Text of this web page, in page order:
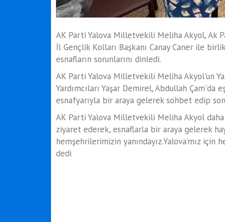
AK Parti Yalova Milletvekili Meliha Akyol, Ak
İl Gençlik Kolları Başkanı Canay Caner ile
esnafların sorunlarını dinledi.
AK Parti Yalova Milletvekili Meliha Akyol'un
Yardımcıları Yaşar Demirel, Abdullah
esnafyarıyla bir araya gelerek sohbet edip
AK Parti Yalova Milletvekili Meliha Akyol daha
ziyaret ederek, esnaflarla bir araya gelerek
hemşehrilerimizin yanındayız.Yalova’mız
dedi